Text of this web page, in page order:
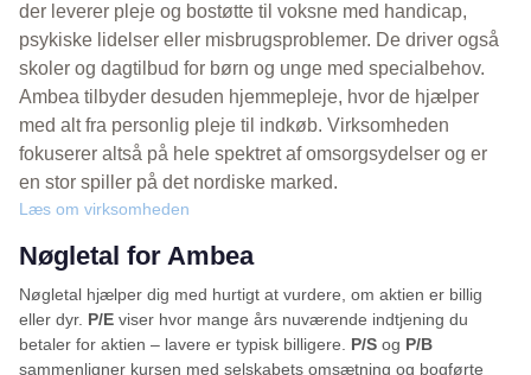
der leverer pleje og bostøtte til voksne med handicap,
psykiske lidelser eller misbrugsproblemer. De driver også
skoler og dagtilbud for børn og unge med specialbehov.
Ambea tilbyder desuden hjemmepleje, hvor de hjælper
med alt fra personlig pleje til indkøb. Virksomheden
fokuserer altså på hele spektret af omsorgsydelser og er
en stor spiller på det nordiske marked.
Læs om virksomheden
Nøgletal for Ambea
Nøgletal hjælper dig med hurtigt at vurdere, om aktien er billig
eller dyr. P/E viser hvor mange års nuværende indtjening du
betaler for aktien – lavere er typisk billigere. P/S og P/B
sammenligner kursen med selskabets omsætning og bogførte